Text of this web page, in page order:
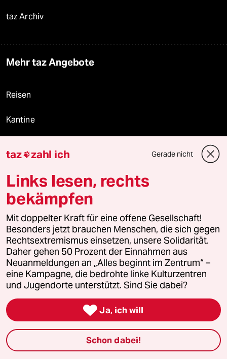
taz Archiv
Mehr taz Angebote
Reisen
Kantine
Fragen & Hilfe
Feedback
Aboservice
ePaper Login
Downloads für Abonnierende
taz zahl ich Gerade nicht
Links lesen, rechts
bekämpfen
Mit doppelter Kraft für eine offene Gesellschaft!
Besonders jetzt brauchen Menschen, die sich gegen
Rechtsextremismus einsetzen, unsere Solidarität.
Daher gehen 50 Prozent der Einnahmen aus
Neuanmeldungen an „Alles beginnt im Zentrum“ –
eine Kampagne, die bedrohte linke Kulturzentren
und Jugendorte unterstützt. Sind Sie dabei?
 Ja, ich will
Schon dabei!